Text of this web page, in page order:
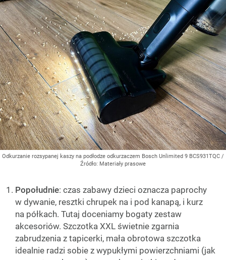
Odkurzanie rozsypanej kaszy na podłodze odkurzaczem Bosch Unlimited 9 BCS931TQC /
Źródło: Materiały prasowe
Popołudnie: czas zabawy dzieci oznacza paprochy
w dywanie, resztki chrupek na i pod kanapą, i kurz
na półkach. Tutaj doceniamy bogaty zestaw
akcesoriów. Szczotka XXL świetnie zgarnia
zabrudzenia z tapicerki, mała obrotowa szczotka
idealnie radzi sobie z wypukłymi powierzchniami (jak